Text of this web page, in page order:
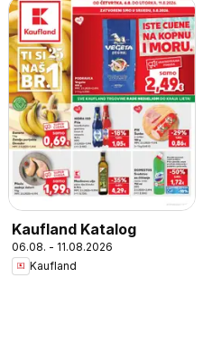
Kaufland Katalog
06.08. - 11.08.2026
Kaufland